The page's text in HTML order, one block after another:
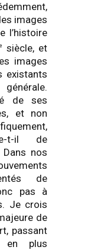
images
l’histoire
e
siècle, et
images
existants
de ses
et non
t-il de
Dans nos
de
pas à
Je crois
de
passant
plus